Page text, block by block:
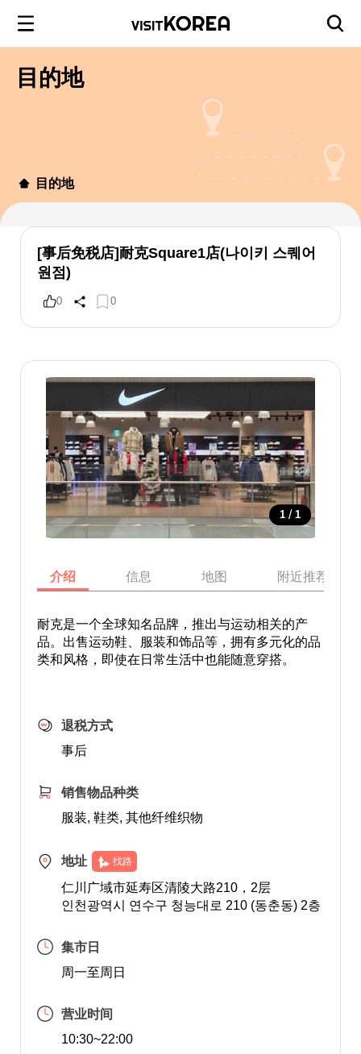
目的地
目的地
[事后免税店]耐克Square1店(나이키 스퀘어
원점)
0 0
1 / 1
介绍 信息 地图 附近推荐景点
耐克是一个全球知名品牌，推出与运动相关的产
品。出售运动鞋、服装和饰品等，拥有多元化的品
类和风格，即使在日常生活中也能随意穿搭。
退税方式
事后
销售物品种类
服装, 鞋类, 其他纤维织物
地址 找路
仁川广域市延寿区清陵大路210，2层
인천광역시 연수구 청능대로 210 (동춘동) 2층
集市日
周一至周日
营业时间
10:30~22:00